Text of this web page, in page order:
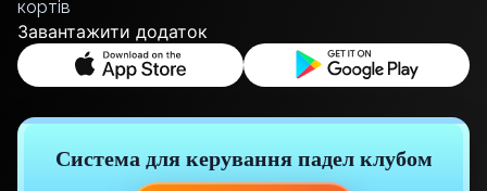
Lisbon
Bucharest
Alicante
Cherkasy
Chernivtsi
Dnipro
Ivano-Frankivsk
кортів
Завантажити додаток
Система для керування падел клубом